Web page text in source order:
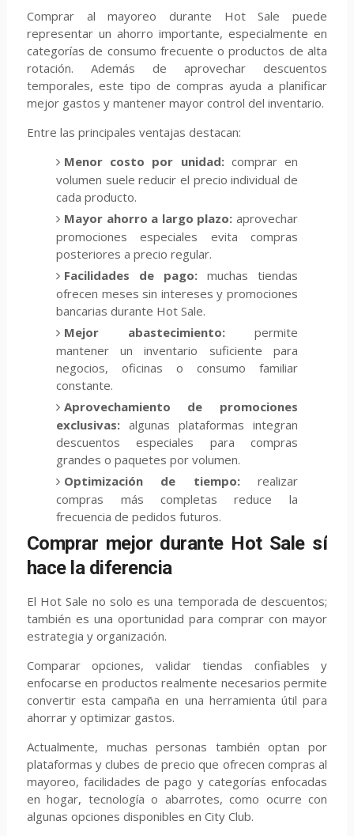
Comprar al mayoreo durante Hot Sale puede
representar un ahorro importante, especialmente en
categorías de consumo frecuente o productos de alta
rotación. Además de aprovechar descuentos
temporales, este tipo de compras ayuda a planificar
mejor gastos y mantener mayor control del inventario.
Entre las principales ventajas destacan:
Menor costo por unidad:comprar en
volumen suele reducir el precio individual de
cada producto.
Mayor ahorro a largo plazo: aprovechar
promociones especiales evita compras
posteriores a precio regular.
Facilidades de pago: muchas tiendas
ofrecen meses sin intereses y promociones
bancarias durante Hot Sale.
Mejor abastecimiento: permite
mantener un inventario suficiente para
negocios, oficinas o consumo familiar
constante.
Aprovechamiento de promociones
exclusivas: algunas plataformas integran
descuentos especiales para compras
grandes o paquetes por volumen.
Optimización de tiempo:realizar
compras más completas reduce la
frecuencia de pedidos futuros.
Comprar mejor durante Hot Sale sí
hace la diferencia
El Hot Sale no solo es una temporada de descuentos;
también es una oportunidad para comprar con mayor
estrategia y organización.
Comparar opciones, validar tiendas confiables y
enfocarse en productos realmente necesarios permite
convertir esta campaña en una herramienta útil para
ahorrar y optimizar gastos.
Actualmente, muchas personas también optan por
plataformas y clubes de precio que ofrecen compras al
mayoreo, facilidades de pago y categorías enfocadas
en hogar, tecnología o abarrotes, como ocurre con
algunas opciones disponibles en City Club.